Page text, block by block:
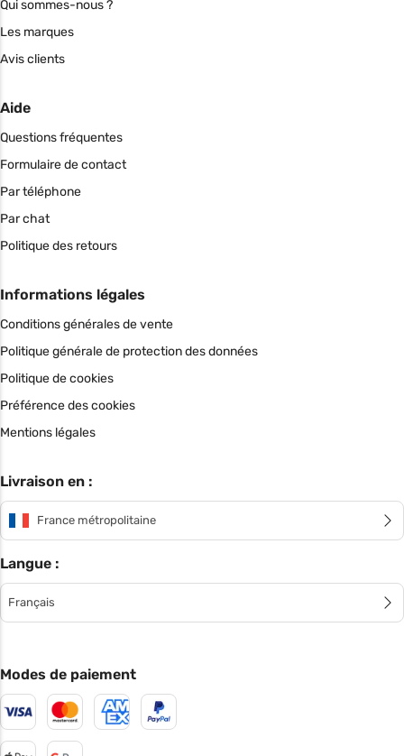
Qui sommes-nous ?
Les marques
Avis clients
Aide
Questions fréquentes
Formulaire de contact
Par téléphone
Par chat
Politique des retours
Informations légales
Conditions générales de vente
Politique générale de protection des données
Politique de cookies
Préférence des cookies
Mentions légales
Livraison en :
France métropolitaine
Langue :
Français
Modes de paiement